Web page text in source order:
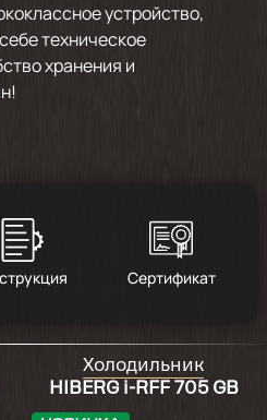
устройство,
техническое
хранения и
Сертификат
Холодильник
HIBERG i-RFF 705 GB